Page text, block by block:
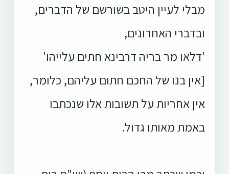
מבלי לעיין היטב בשורשם של הדברים,
ובדברי האחרונים,
'דלאו מר בריה דרבינא חתים עלייהו'
[אין בנו של החכם חתום עליהם, כלומר,
אין אחריות על תשובות אלו שנכתבו
באמת מאותו גדול.